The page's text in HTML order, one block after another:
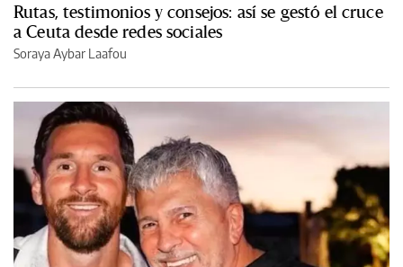
Rutas, testimonios y consejos: así se gestó el cruce
a Ceuta desde redes sociales
Soraya Aybar Laafou